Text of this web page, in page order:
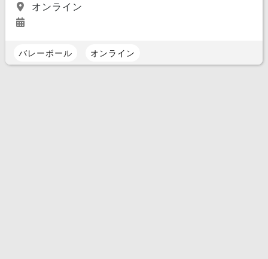
オンライン
バレーボール オンライン